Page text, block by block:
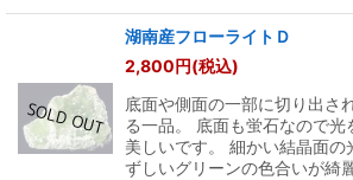
湖南産フローライトＤ
2,800円(税込)
底面や側面の一部に切り出さ
る一品。 底面も蛍石なので光
美しいです。 細かい結晶面の
ずしいグリーンの色合いが